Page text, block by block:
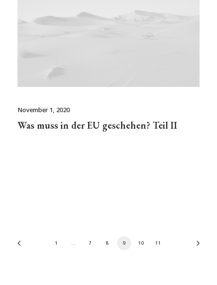
November 1, 2020
Was muss in der EU geschehen? Teil II
1 … 7 8 9 10 11